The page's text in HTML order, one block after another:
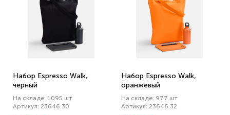
Набор Espresso Walk,
черный
На складе: 1095 шт
Артикул: 23646.30
Набор Espresso Walk,
оранжевый
На складе: 977 шт
Артикул: 23646.32